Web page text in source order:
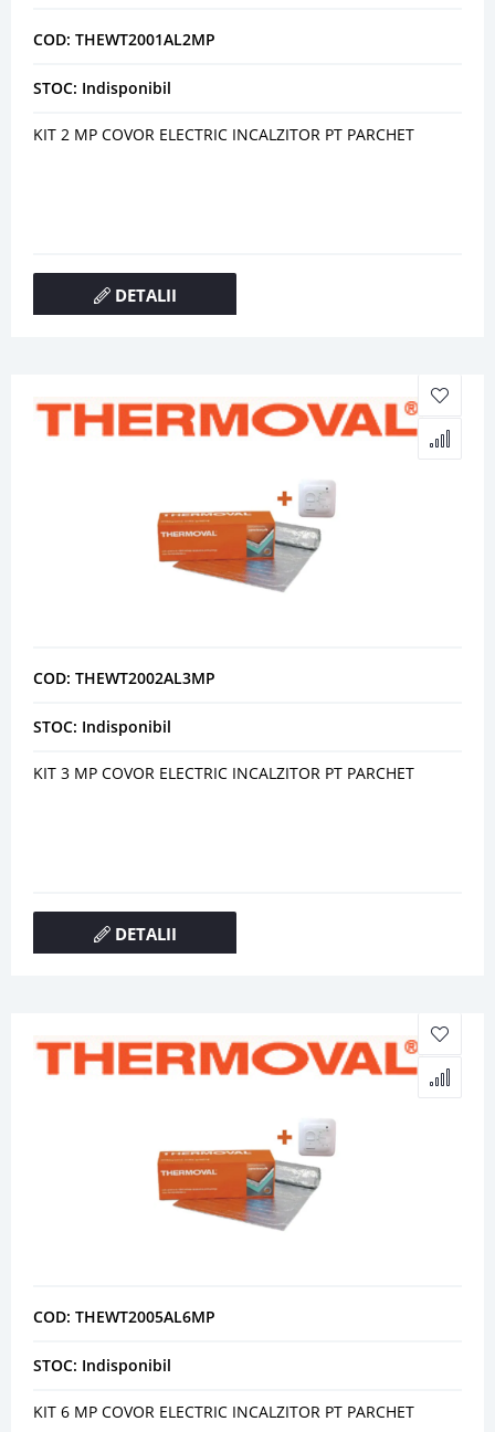
COD: THEWT2001AL2MP
STOC: Indisponibil
KIT 2 MP COVOR ELECTRIC INCALZITOR PT PARCHET
DETALII
COD: THEWT2002AL3MP
STOC: Indisponibil
KIT 3 MP COVOR ELECTRIC INCALZITOR PT PARCHET
DETALII
COD: THEWT2005AL6MP
STOC: Indisponibil
KIT 6 MP COVOR ELECTRIC INCALZITOR PT PARCHET